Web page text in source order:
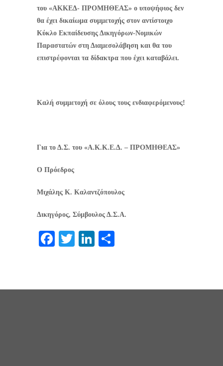
του «ΑΚΚΕΔ- ΠΡΟΜΗΘΕΑΣ» ο υποψήφιος δεν
θα έχει δικαίωμα συμμετοχής στον αντίστοιχο
Κύκλο Εκπαίδευσης Δικηγόρων-Νομικών
Παραστατών στη Διαμεσολάβηση και θα του
επιστρέφονται τα δίδακτρα που έχει καταβάλει.
Καλή συμμετοχή σε όλους τους ενδιαφερόμενους!
Για το Δ.Σ. του «Α.Κ.Κ.Ε.Δ. – ΠΡΟΜΗΘΕΑΣ»
Ο Πρόεδρος
Μιχάλης Κ. Καλαντζόπουλος
Δικηγόρος, Σύμβουλος Δ.Σ.Α.
Facebook
TwitterLinkedIn